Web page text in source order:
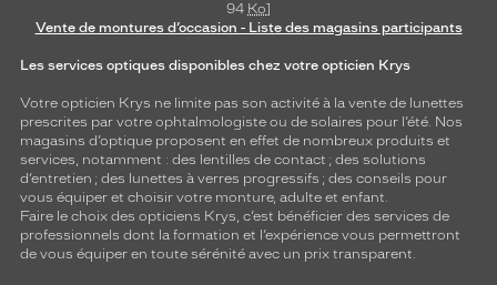
94 Ko]
Vente de montures d’occasion - Liste des magasins participants
Les services optiques disponibles chez votre opticien Krys
Votre opticien Krys ne limite pas son activité à la vente de lunettes
prescrites par votre ophtalmologiste ou de solaires pour l’été. Nos
magasins d’optique proposent en effet de nombreux produits et
services, notamment : des lentilles de contact ; des solutions
d’entretien ; des lunettes à verres progressifs ; des conseils pour
vous équiper et choisir votre monture, adulte et enfant.
Faire le choix des opticiens Krys, c’est bénéficier des services de
professionnels dont la formation et l’expérience vous permettront
de vous équiper en toute sérénité avec un prix transparent.